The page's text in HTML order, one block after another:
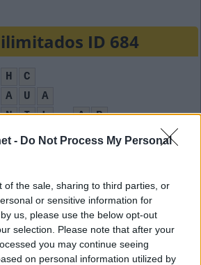
- Do Not Process My Personal
of the sale, sharing to third parties, or
or sensitive information for
us, please use the below opt-out
selection. Please note that after your
you may continue seeing
on personal information utilized by
ilimitados ID 684
H
C
A U
A
N I L A
B
O A B O C
A
O